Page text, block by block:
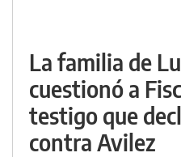
La familia de
cuestionó a
testigo que
contra Avilez